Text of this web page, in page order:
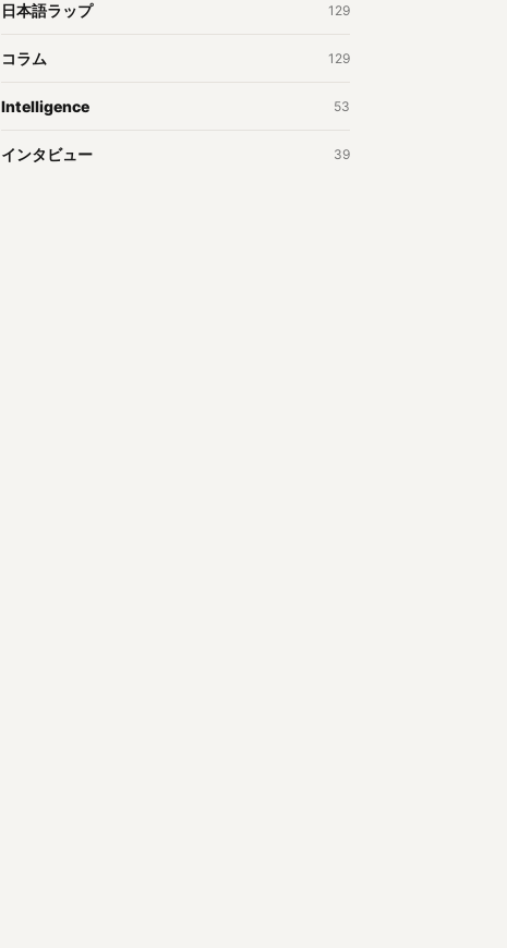
日本語ラップ 129
コラム 129
Intelligence 53
インタビュー 39